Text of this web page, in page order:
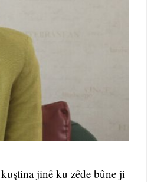
jinê ku zêde bûne ji